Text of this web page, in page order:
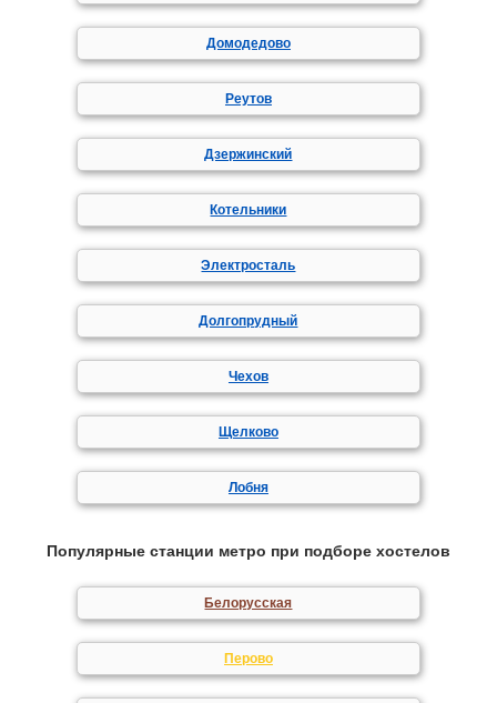
Домодедово
Реутов
Дзержинский
Котельники
Электросталь
Долгопрудный
Чехов
Щелково
Лобня
Популярные станции метро при подборе хостелов
Белорусская
Перово